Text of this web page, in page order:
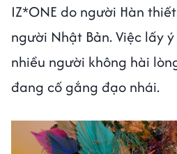
IZ*ONE do người Hàn
người Nhật Bản. Việc lấy
nhiều người không hài
đang cố gắng đạo nhái.